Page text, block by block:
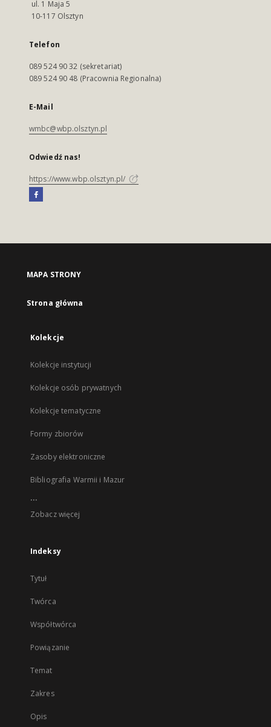
ul. 1 Maja 5
10-117 Olsztyn
Telefon
089 524 90 32 (sekretariat)
089 524 90 48 (Pracownia Regionalna)
E-Mail
wmbc@wbp.olsztyn.pl
Odwiedź nas!
https://www.wbp.olsztyn.pl/
MAPA STRONY
Strona główna
Kolekcje
Kolekcje instytucji
Kolekcje osób prywatnych
Kolekcje tematyczne
Formy zbiorów
Zasoby elektroniczne
Bibliografia Warmii i Mazur
...
Zobacz więcej
Indeksy
Tytuł
Twórca
Współtwórca
Powiązanie
Temat
Zakres
Opis